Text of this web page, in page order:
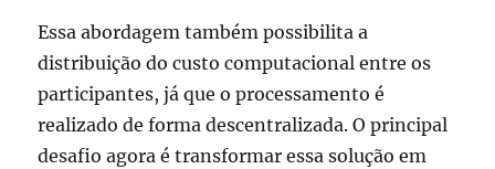
Essa abordagem também possibilita a
distribuição do custo computacional entre os
participantes, já que o processamento é
realizado de forma descentralizada. O principal
desafio agora é transformar essa solução em